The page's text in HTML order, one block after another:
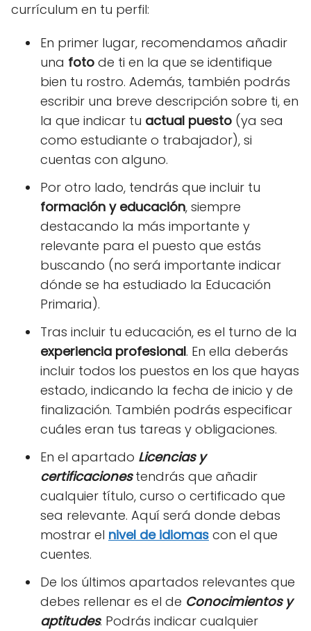
currículum en tu perfil:
En primer lugar, recomendamos añadir
una foto de ti en la que se identifique
bien tu rostro. Además, también podrás
escribir una breve descripción sobre ti, en
la que indicar tu actual puesto (ya sea
como estudiante o trabajador), si
cuentas con alguno.
Por otro lado, tendrás que incluir tu
formación y educación, siempre
destacando la más importante y
relevante para el puesto que estás
buscando (no será importante indicar
dónde se ha estudiado la Educación
Primaria).
Tras incluir tu educación, es el turno de la
experiencia profesional. En ella deberás
incluir todos los puestos en los que hayas
estado, indicando la fecha de inicio y de
finalización. También podrás especificar
cuáles eran tus tareas y obligaciones.
En el apartado Licencias y
certificaciones tendrás que añadir
cualquier título, curso o certificado que
sea relevante. Aquí será donde debas
mostrar el nivel de idiomas con el que
cuentes.
De los últimos apartados relevantes que
debes rellenar es el de Conocimientos y
aptitudes. Podrás indicar cualquier